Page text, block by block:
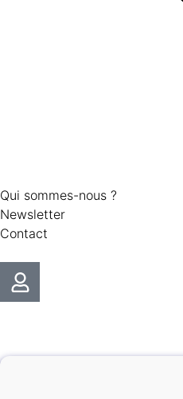
Qui sommes-nous ?
Newsletter
Contact